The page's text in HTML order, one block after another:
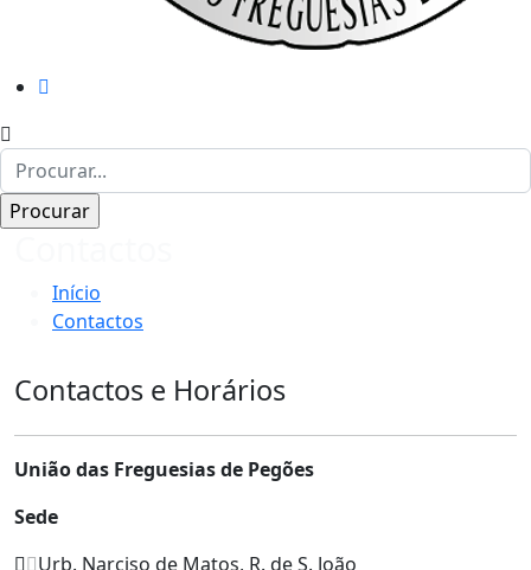
Início
Contactos
Contactos e Horários
União das Freguesias de Pegões
Sede
Urb. Narciso de Matos, R. de S. João